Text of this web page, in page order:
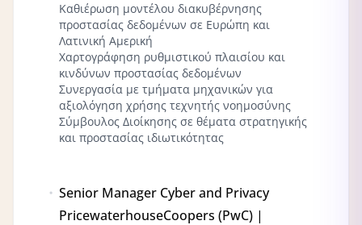
Καθιέρωση μοντέλου διακυβέρνησης
προστασίας δεδομένων σε Ευρώπη και
Λατινική Αμερική
Χαρτογράφηση ρυθμιστικού πλαισίου και
κινδύνων προστασίας δεδομένων
Συνεργασία με τμήματα μηχανικών για
αξιολόγηση χρήσης τεχνητής νοημοσύνης
Σύμβουλος Διοίκησης σε θέματα στρατηγικής
και προστασίας ιδιωτικότητας
Senior Manager Cyber and Privacy
PricewaterhouseCoopers (PwC) |